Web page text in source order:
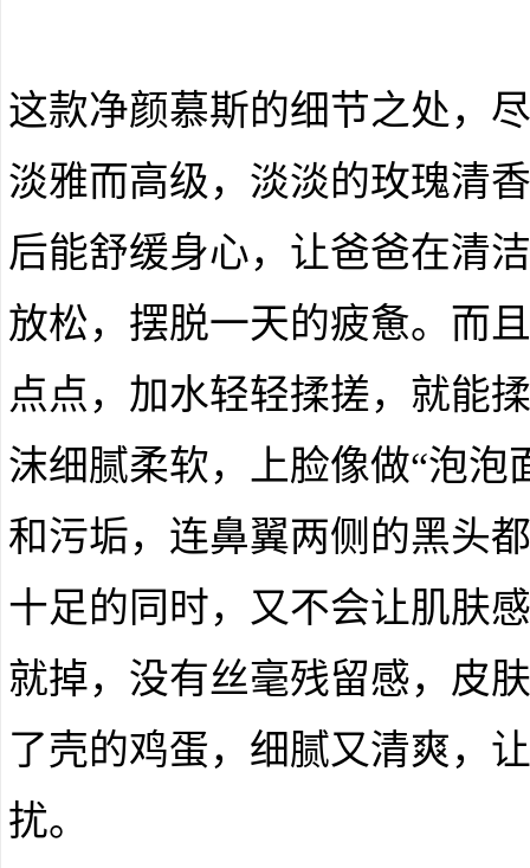
这款净颜慕斯的细节之处，
淡雅而高级，淡淡的玫瑰清
后能舒缓身心，让爸爸在清
放松，摆脱一天的疲惫。而
点点，加水轻轻揉搓，就能
沫细腻柔软，上脸像做“泡泡
和污垢，连鼻翼两侧的黑头
十足的同时，又不会让肌肤
就掉，没有丝毫残留感，皮
了壳的鸡蛋，细腻又清爽，
扰。